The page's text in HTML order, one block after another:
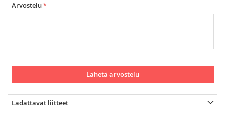
Arvostelu
Lähetä arvostelu
Ladattavat liitteet